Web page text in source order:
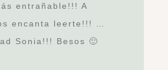
entrañable!!! A
encanta leerte!!! …
Sonia!!! Besos 🙂